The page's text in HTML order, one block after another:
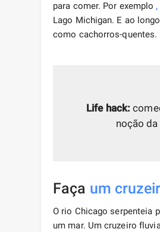
para comer. Por exemplo ,
Lago Michigan. E ao
como cachorros-quentes.
Life hack:
noção
Faça um
O rio Chicago serpenteia
um mar. Um cruzeiro